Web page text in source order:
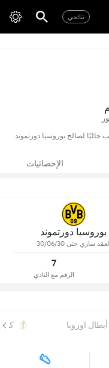
نتائجي
كرة قدم, يلعب حاليًا لصالح بوروسيا دورتموند
الإحصائيات
بوروسيا دورتموند
ساري حتى 30/06/30
7
الرقم مع النادي
اوروبا كأس